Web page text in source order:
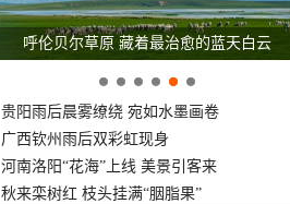
<3级 <3级 <3级 <3级 <3级
呼伦贝尔草原 藏着最治愈的蓝天白云
贵阳雨后晨雾缭绕 宛如水墨画卷
广西钦州雨后双彩虹现身
河南洛阳“花海”上线 美景引客来
秋来栾树红 枝头挂满“胭脂果”